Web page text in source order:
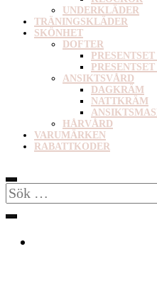
UNDERKLÄDER
TRÄNINGSKLÄDER
SKÖNHET
DOFTER
ANSIKTSVÅRD
DAGKRÄM
NATTKRÄM
HÅRVÅRD
VARUMÄRKEN
RABATTKODER
Sök
efter: